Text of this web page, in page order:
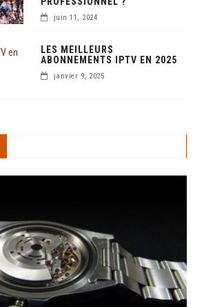
juin 11, 2024
LES MEILLEURS
ABONNEMENTS IPTV EN 2025
janvier 9, 2025